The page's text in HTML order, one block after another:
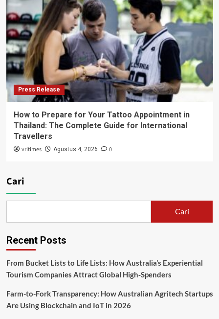
Press Release
How to Prepare for Your Tattoo Appointment in
Thailand: The Complete Guide for International
Travellers
vritimes Agustus 4, 2026 0
Cari
Cari
Recent Posts
From Bucket Lists to Life Lists: How Australia’s Experiential
Tourism Companies Attract Global High‑Spenders
Farm-to-Fork Transparency: How Australian Agritech Startups
Are Using Blockchain and IoT in 2026